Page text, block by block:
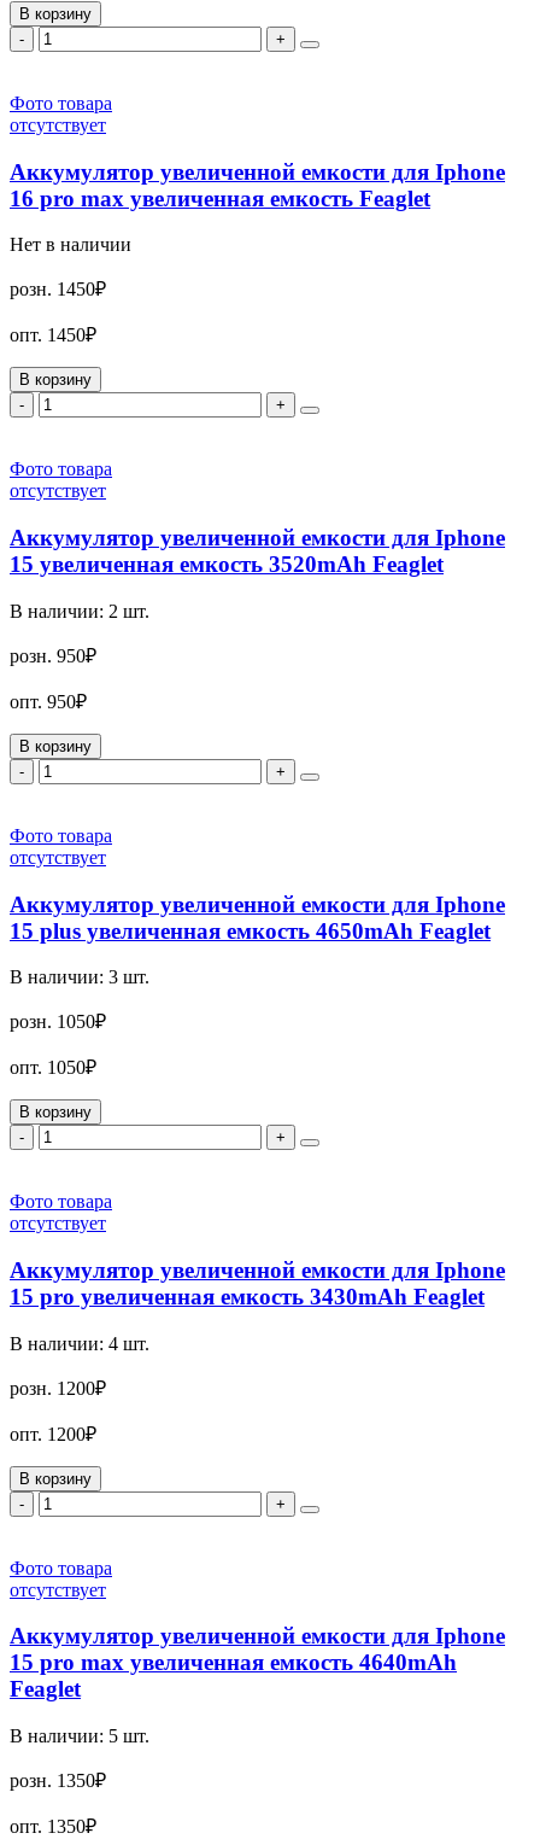
В корзину
-
+
Фото товара
отсутствует
Аккумулятор увеличенной емкости для Iphone
16 pro max увеличенная емкость Feaglet
Нет в наличии
розн. 1450₽
опт. 1450₽
В корзину
-
+
Фото товара
отсутствует
Аккумулятор увеличенной емкости для Iphone
15 увеличенная емкость 3520mAh Feaglet
В наличии: 2 шт.
розн. 950₽
опт. 950₽
В корзину
-
+
Фото товара
отсутствует
Аккумулятор увеличенной емкости для Iphone
15 plus увеличенная емкость 4650mAh Feaglet
В наличии: 3 шт.
розн. 1050₽
опт. 1050₽
В корзину
-
+
Фото товара
отсутствует
Аккумулятор увеличенной емкости для Iphone
15 pro увеличенная емкость 3430mAh Feaglet
В наличии: 4 шт.
розн. 1200₽
опт. 1200₽
В корзину
-
+
Фото товара
отсутствует
Аккумулятор увеличенной емкости для Iphone
15 pro max увеличенная емкость 4640mAh
Feaglet
В наличии: 5 шт.
розн. 1350₽
опт. 1350₽